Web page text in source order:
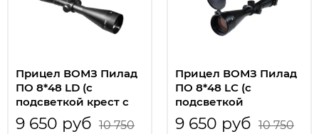
Прицел ВОМЗ Пилад
ПО 8*48 LD (с
подсветкой крест с
кругом и точкой)
9 650 руб 10 750
Прицел ВОМЗ Пилад
ПО 8*48 LС (с
подсветкой
парабола)
9 650 руб 10 750